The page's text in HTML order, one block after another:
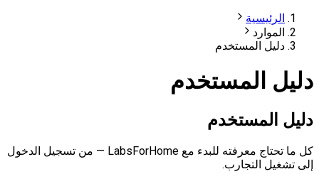
الرئيسية
الموارد
دليل المستخدم
دليل المستخدم
دليل المستخدم
كل ما تحتاج معرفته للبدء مع LabsForHome — من تسجيل الدخول
إلى تشغيل التجارب.